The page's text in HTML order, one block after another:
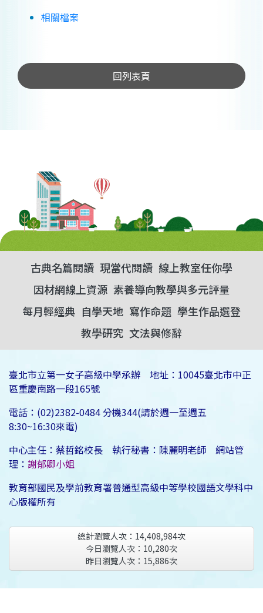
相關檔案
回列表頁
古典名篇閱讀 現當代閱讀 線上教室任你學
因材網線上資源 素養導向教學與多元評量
每月輕經典 自學天地 寫作命題 學生作品選登
教學研究 文法與修辭
臺北市立第一女子高級中學承辦 地址：10045臺北市中正
區重慶南路一段165號
電話：(02)2382-0484 分機344(請於週一至週五
8:30~16:30來電)
中心主任：蔡哲銘校長 執行秘書：陳麗明老師 網站管
理： 謝郁卿小姐
教育部國民及學前教育署普通型高級中等學校國語文學科中
心版權所有
總計瀏覽人次： 14,408,984次
今日瀏覽人次： 10,280次
昨日瀏覽人次： 15,886次